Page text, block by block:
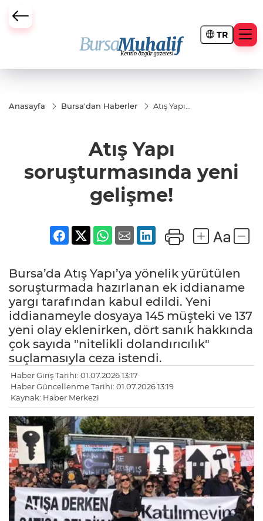
TR
Büyükşehir Darbesi
Anasayfa Bursa'dan Haberler
Atış Yapı
Atış Yapı
soruşturmasında yeni
gelişme!
Bursa’da Atış Yapı’ya yönelik yürütülen
soruşturmada hazırlanan ek iddianame
yargı tarafından kabul edildi. Yeni
iddianameyle dosyaya 145 müşteki ve 137
yeni olay eklenirken, dört sanık hakkında
çok sayıda "nitelikli dolandırıcılık"
suçlamasıyla ceza istendi.
Haber Giriş Tarihi: 01.07.2026 13:17
Haber Güncellenme Tarihi: 01.07.2026 13:19
Kaynak: Haber Merkezi